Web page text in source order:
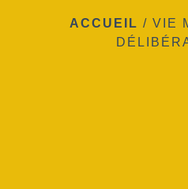
ACCUEIL / VIE